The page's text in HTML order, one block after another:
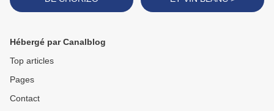
Hébergé par Canalblog
Top articles
Pages
Contact